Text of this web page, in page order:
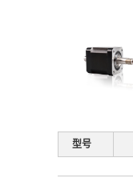
型号